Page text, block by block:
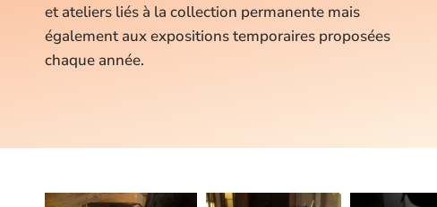
et ateliers liés à la collection permanente mais
également aux expositions temporaires proposées
chaque année.